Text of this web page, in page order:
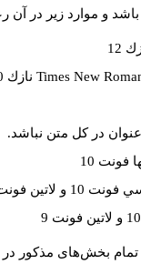
باشد و موارد زير در آن
12
Times New نازك 10
در كل متن نباشد.
10
لاتين فونت 8
در بند ۲، بین ۶۰۰۰ تا ۸۰۰۰کلمه